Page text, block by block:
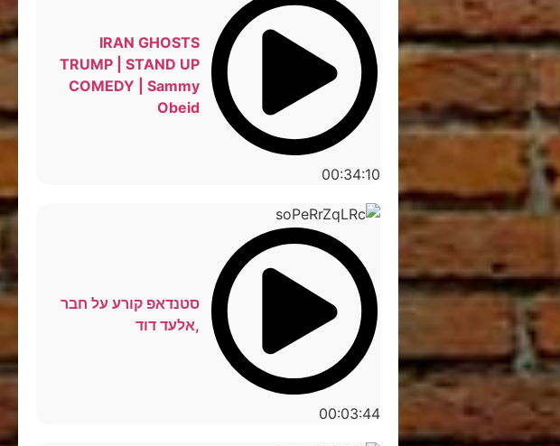
00:34:10
IRAN GHOSTS
TRUMP | STAND UP
COMEDY | Sammy
Obeid
00:03:44
סטנדאפ קורע על חבר
,אלעד דוד